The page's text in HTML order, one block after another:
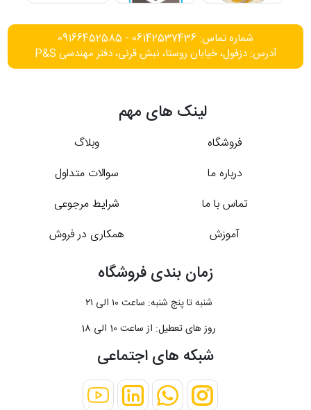
شماره تماس: 06142537436 - 09166452585
آدرس: دزفول، خیابان روستا، نبش قرنی، دفتر مهندسی P&S
لینک های مهم
فروشگاه
وبلاگ
درباره ما
سوالات متداول
تماس با ما
شرایط مرجوعی
آموزش
همکاری در فروش
زمان بندی فروشگاه
شنبه تا پنج شنبه: ساعت ۱۰ الی ۲۱
روز های تعطیل: از ساعت 10 الی 18
شبکه های اجتماعی